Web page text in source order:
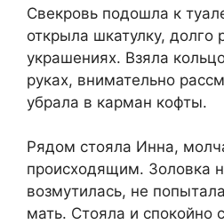
Свекровь подошла к
открыла шкатулку, долго
украшениях. Взяла
руках, внимательно
убрала в карман кофты.
Рядом стояла Инна,
происходящим. Золовка
возмутилась, не
мать. Стояла и спокойно